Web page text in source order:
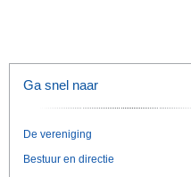
Ga snel naar
De vereniging
Bestuur en directie